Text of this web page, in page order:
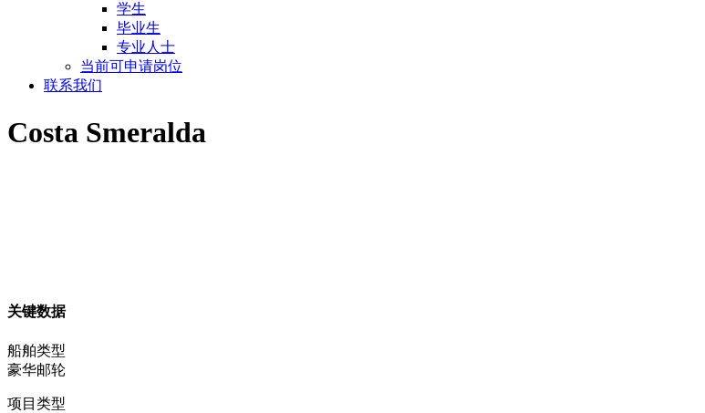
学生
毕业生
专业人士
当前可申请岗位
联系我们
Costa Smeralda
关键数据
船舶类型
豪华邮轮
项目类型